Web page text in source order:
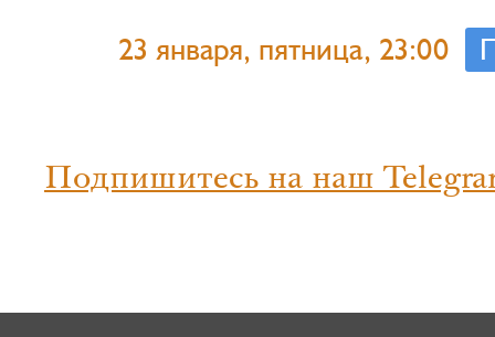
23 января, пятница, 23:00
Подпишитесь на наш